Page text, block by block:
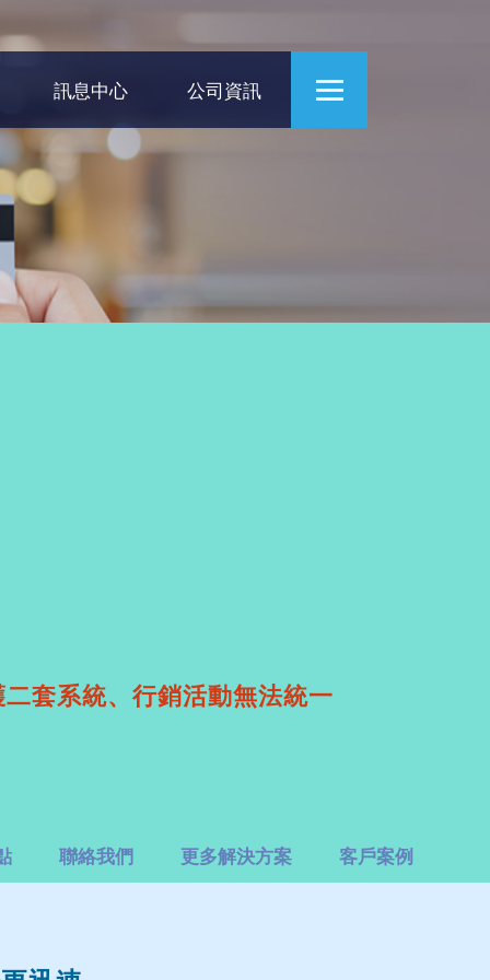
訊息中心 公司資訊
套系統、行銷活動無法統一
聯絡我們 更多解決方案 客戶案例